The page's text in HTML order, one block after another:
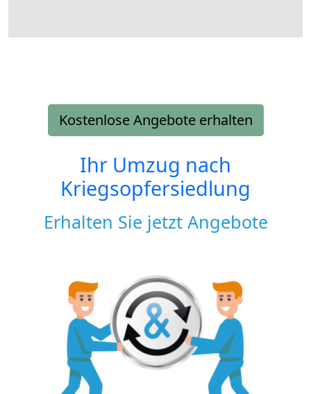
Kostenlose Angebote erhalten
Ihr Umzug nach
Kriegsopfersiedlung
Erhalten Sie jetzt Angebote